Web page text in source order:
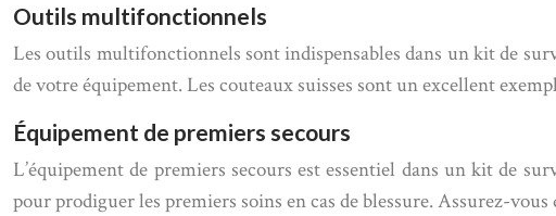
Outils multifonctionnels
Les outils multifonctionnels sont indispensables dans un kit de
de votre équipement. Les couteaux suisses sont un excellent
Équipement de premiers secours
L’équipement de premiers secours est essentiel dans un kit de
pour prodiguer les premiers soins en cas de blessure. Assurez-